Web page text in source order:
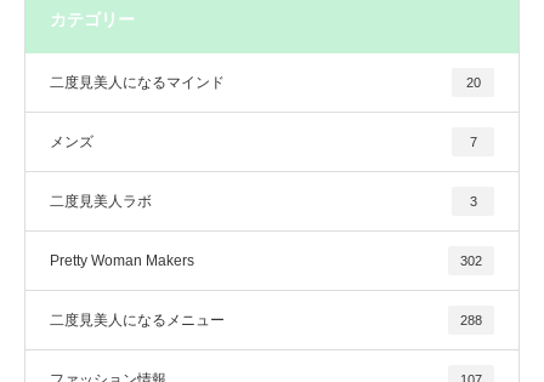
カテゴリー
二度見美人になるマインド 20
メンズ 7
二度見美人ラボ 3
Pretty Woman Makers 302
二度見美人になるメニュー 288